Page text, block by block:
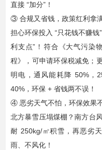
直接 “加分”！​
③ 合规又省钱，政策红利拿
担心环保投入 “只花钱不赚钱
利支点”！​符合《大气污染
程》，可申请环保税减免；​
明电，通风能耗降 50%，
40%，环保 + 省钱两不误！​
④ 恶劣天气不怕，环保效果
北方暴雪压塌煤棚？南方台
耐 250kg/㎡积雪，再恶劣
雨、不风化！​